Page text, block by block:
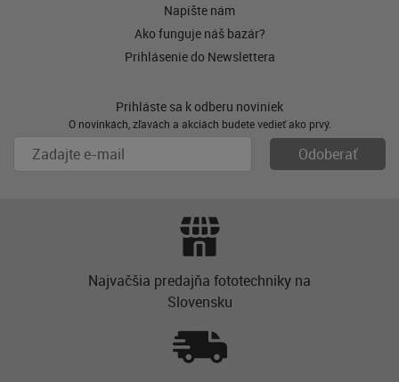
Napíšte nám
Ako funguje náš bazár?
Prihlásenie do Newslettera
Prihláste sa k odberu noviniek
O novinkách, zľavách a akciách budete vedieť ako prvý.
Najvačšia predajňa fototechniky na
Slovensku